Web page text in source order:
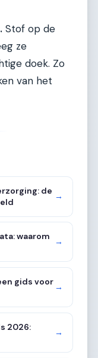
Stof op de
ze
doek. Zo
van het
de
→
waarom
→
gids voor
→
2026:
→